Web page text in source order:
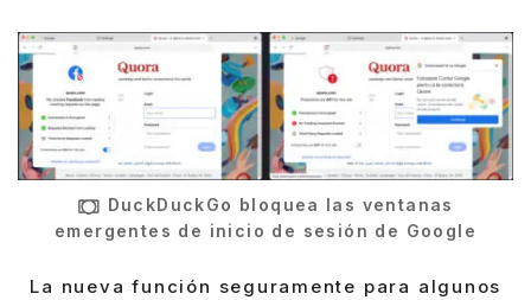
DuckDuckGo bloquea las ventanas
emergentes de inicio de sesión de Google
La nueva función seguramente para algunos